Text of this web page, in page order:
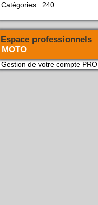
Catégories : 240
Espace professionnels
MOTO
Gestion de votre compte PRO